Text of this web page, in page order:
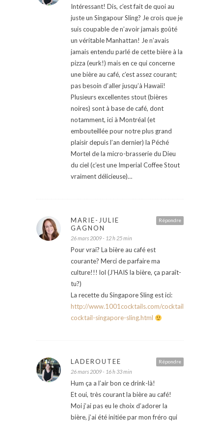
Intéressant! Dis, c’est fait de quoi au
juste un Singapour Sling? Je crois que je
suis coupable de n’avoir jamais goûté
un véritable Manhattan! Je n’avais
jamais entendu parlé de cette bière à la
pizza (eurk!) mais en ce qui concerne
une bière au café, c’est assez courant;
pas besoin d’aller jusqu’à Hawaii!
Plusieurs excellentes stout (bières
noires) sont à base de café, dont
notamment, ici à Montréal (et
embouteillée pour notre plus grand
plaisir depuis l’an dernier) la Péché
Mortel de la micro-brasserie du Dieu
du ciel (c’est une Imperial Coffee Stout
vraiment délicieuse)…
Répondre
MARIE-JULIE
GAGNON
26 mars 2009 - 12 h 25 min
Pour vrai? La bière au café est
courante? Merci de parfaire ma
culture!!! lol (J’HAIS la bière, ça paraît-
tu?)
La recette du Singapore Sling est ici:
http://www.1001cocktails.com/cocktails/293/
cocktail-singapore-sling.html
Répondre
LADEROUTEE
26 mars 2009 - 16 h 33 min
Hum ça a l’air bon ce drink-là!
Et oui, très courant la bière au café!
Moi j’ai pas eu le choix d’adorer la
bière, j’ai été initiée par mon fréro qui